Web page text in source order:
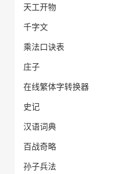
天工开物
千字文
乘法口诀表
庄子
在线繁体字转换器
史记
汉语词典
百战奇略
孙子兵法